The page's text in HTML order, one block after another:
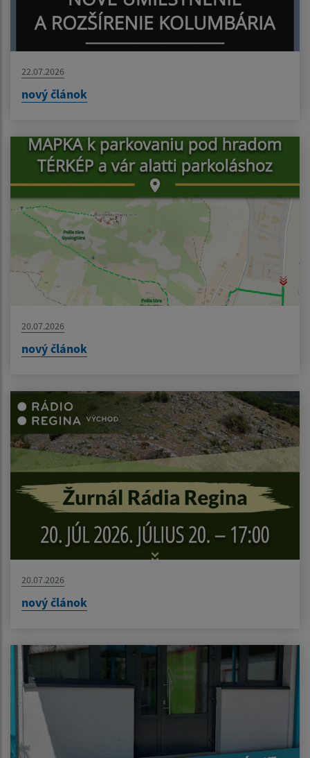
22.07.2026
nový článok
20.07.2026
nový článok
20.07.2026
nový článok